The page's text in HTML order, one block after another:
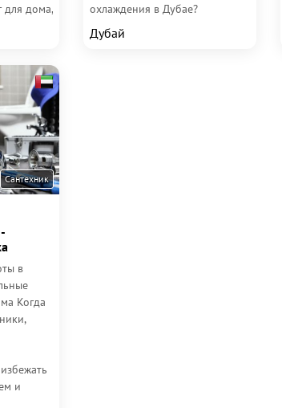
для дома,
охлаждения в Дубае?
Компания Discount-Service
предлагает...
Дубай
Сантехник
в
Когда
и
В DH